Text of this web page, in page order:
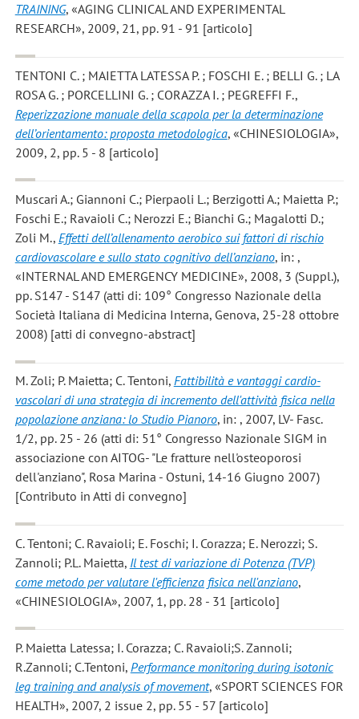
TRAINING, «AGING CLINICAL AND EXPERIMENTAL
RESEARCH», 2009, 21, pp. 91 - 91 [articolo]
TENTONI C. ; MAIETTA LATESSA P. ; FOSCHI E. ; BELLI G. ; LA
ROSA G. ; PORCELLINI G. ; CORAZZA I. ; PEGREFFI F.,
Reperizzazione manuale della scapola per la determinazione
dell’orientamento: proposta metodologica, «CHINESIOLOGIA»,
2009, 2, pp. 5 - 8 [articolo]
Muscari A.; Giannoni C.; Pierpaoli L.; Berzigotti A.; Maietta P.;
Foschi E.; Ravaioli C.; Nerozzi E.; Bianchi G.; Magalotti D.;
Zoli M., Effetti dell’allenamento aerobico sui fattori di rischio
cardiovascolare e sullo stato cognitivo dell’anziano, in: ,
«INTERNAL AND EMERGENCY MEDICINE», 2008, 3 (Suppl.),
pp. S147 - S147 (atti di: 109° Congresso Nazionale della
Società Italiana di Medicina Interna, Genova, 25-28 ottobre
2008) [atti di convegno-abstract]
M. Zoli; P. Maietta; C. Tentoni, Fattibilità e vantaggi cardio-
vascolari di una strategia di incremento dell'attività fisica nella
popolazione anziana: lo Studio Pianoro, in: , 2007, LV- Fasc.
1/2, pp. 25 - 26 (atti di: 51° Congresso Nazionale SIGM in
associazione con AITOG- "Le fratture nell'osteoporosi
dell'anziano", Rosa Marina - Ostuni, 14-16 Giugno 2007)
[Contributo in Atti di convegno]
C. Tentoni; C. Ravaioli; E. Foschi; I. Corazza; E. Nerozzi; S.
Zannoli; P.L. Maietta, Il test di variazione di Potenza (TVP)
come metodo per valutare l'efficienza fisica nell'anziano,
«CHINESIOLOGIA», 2007, 1, pp. 28 - 31 [articolo]
P. Maietta Latessa; I. Corazza; C. Ravaioli;S. Zannoli;
R.Zannoli; C.Tentoni, Performance monitoring during isotonic
leg training and analysis of movement, «SPORT SCIENCES FOR
HEALTH», 2007, 2 issue 2, pp. 55 - 57 [articolo]